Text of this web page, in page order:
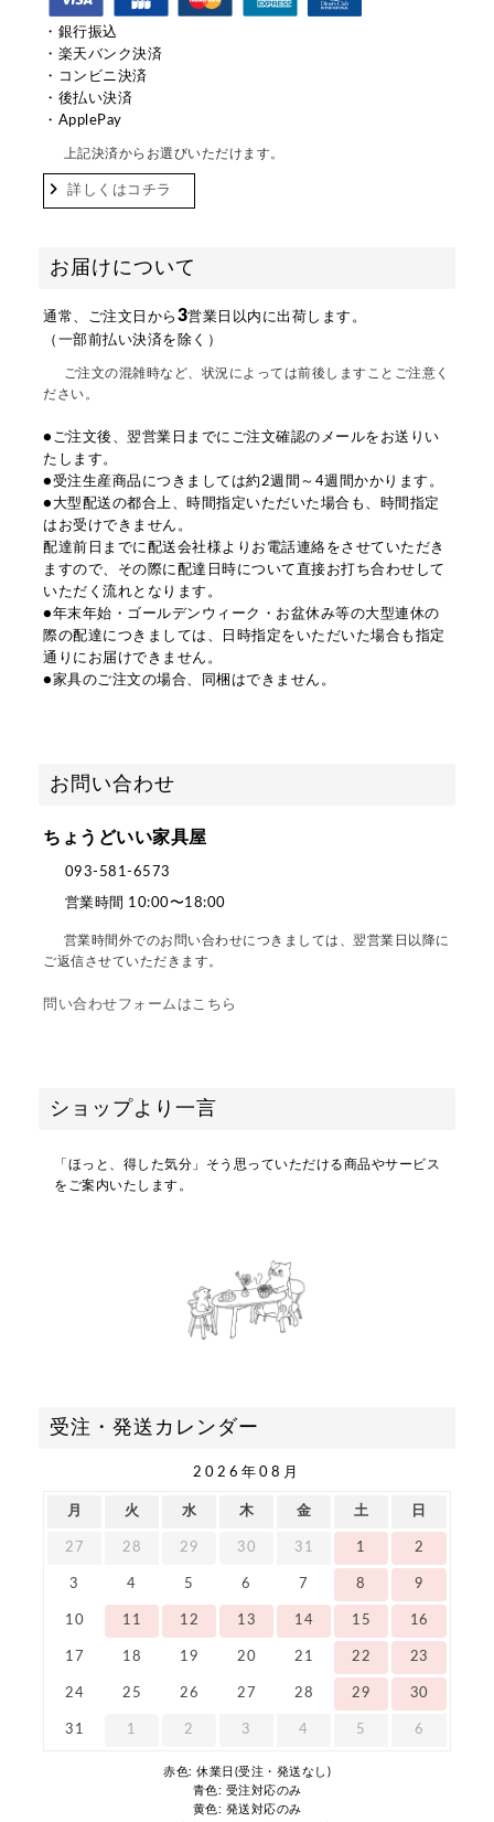
・銀行振込
・楽天バンク決済
・コンビニ決済
・後払い決済
・ApplePay
上記決済からお選びいただけます。
詳しくはコチラ
お届けについて
通常、ご注文日から 3営業日以内に出荷します。
（一部前払い決済を除く）
ご注文の混雑時など、状況によっては前後しますことご注意く
ださい。
●ご注文後、翌営業日までにご注文確認のメールをお送りい
たします。
●受注生産商品につきましては約2週間～4週間かかります。
●大型配送の都合上、時間指定いただいた場合も、時間指定
はお受けできません。
配達前日までに配送会社様よりお電話連絡をさせていただき
ますので、その際に配達日時について直接お打ち合わせして
いただく流れとなります。
●年末年始・ゴールデンウィーク・お盆休み等の大型連休の
際の配達につきましては、日時指定をいただいた場合も指定
通りにお届けできません。
●家具のご注文の場合、同梱はできません。
お問い合わせ
ちょうどいい家具屋
093-581-6573
営業時間 10:00〜18:00
営業時間外でのお問い合わせにつきましては、翌営業日以降に
ご返信させていただきます。
問い合わせフォームはこちら
ショップより一言
「ほっと、得した気分」そう思っていただける商品やサービス
をご案内いたします。
受注・発送カレンダー
2026年08月
月 火 水 木 金 土 日
27 28 29 30 31 1 2
3 4 5 6 7 8 9
10 11 12 13 14 15 16
17 18 19 20 21 22 23
24 25 26 27 28 29 30
31 1 2 3 4 5 6
赤色: 休業日(受注・発送なし)
青色: 受注対応のみ
黄色: 発送対応のみ